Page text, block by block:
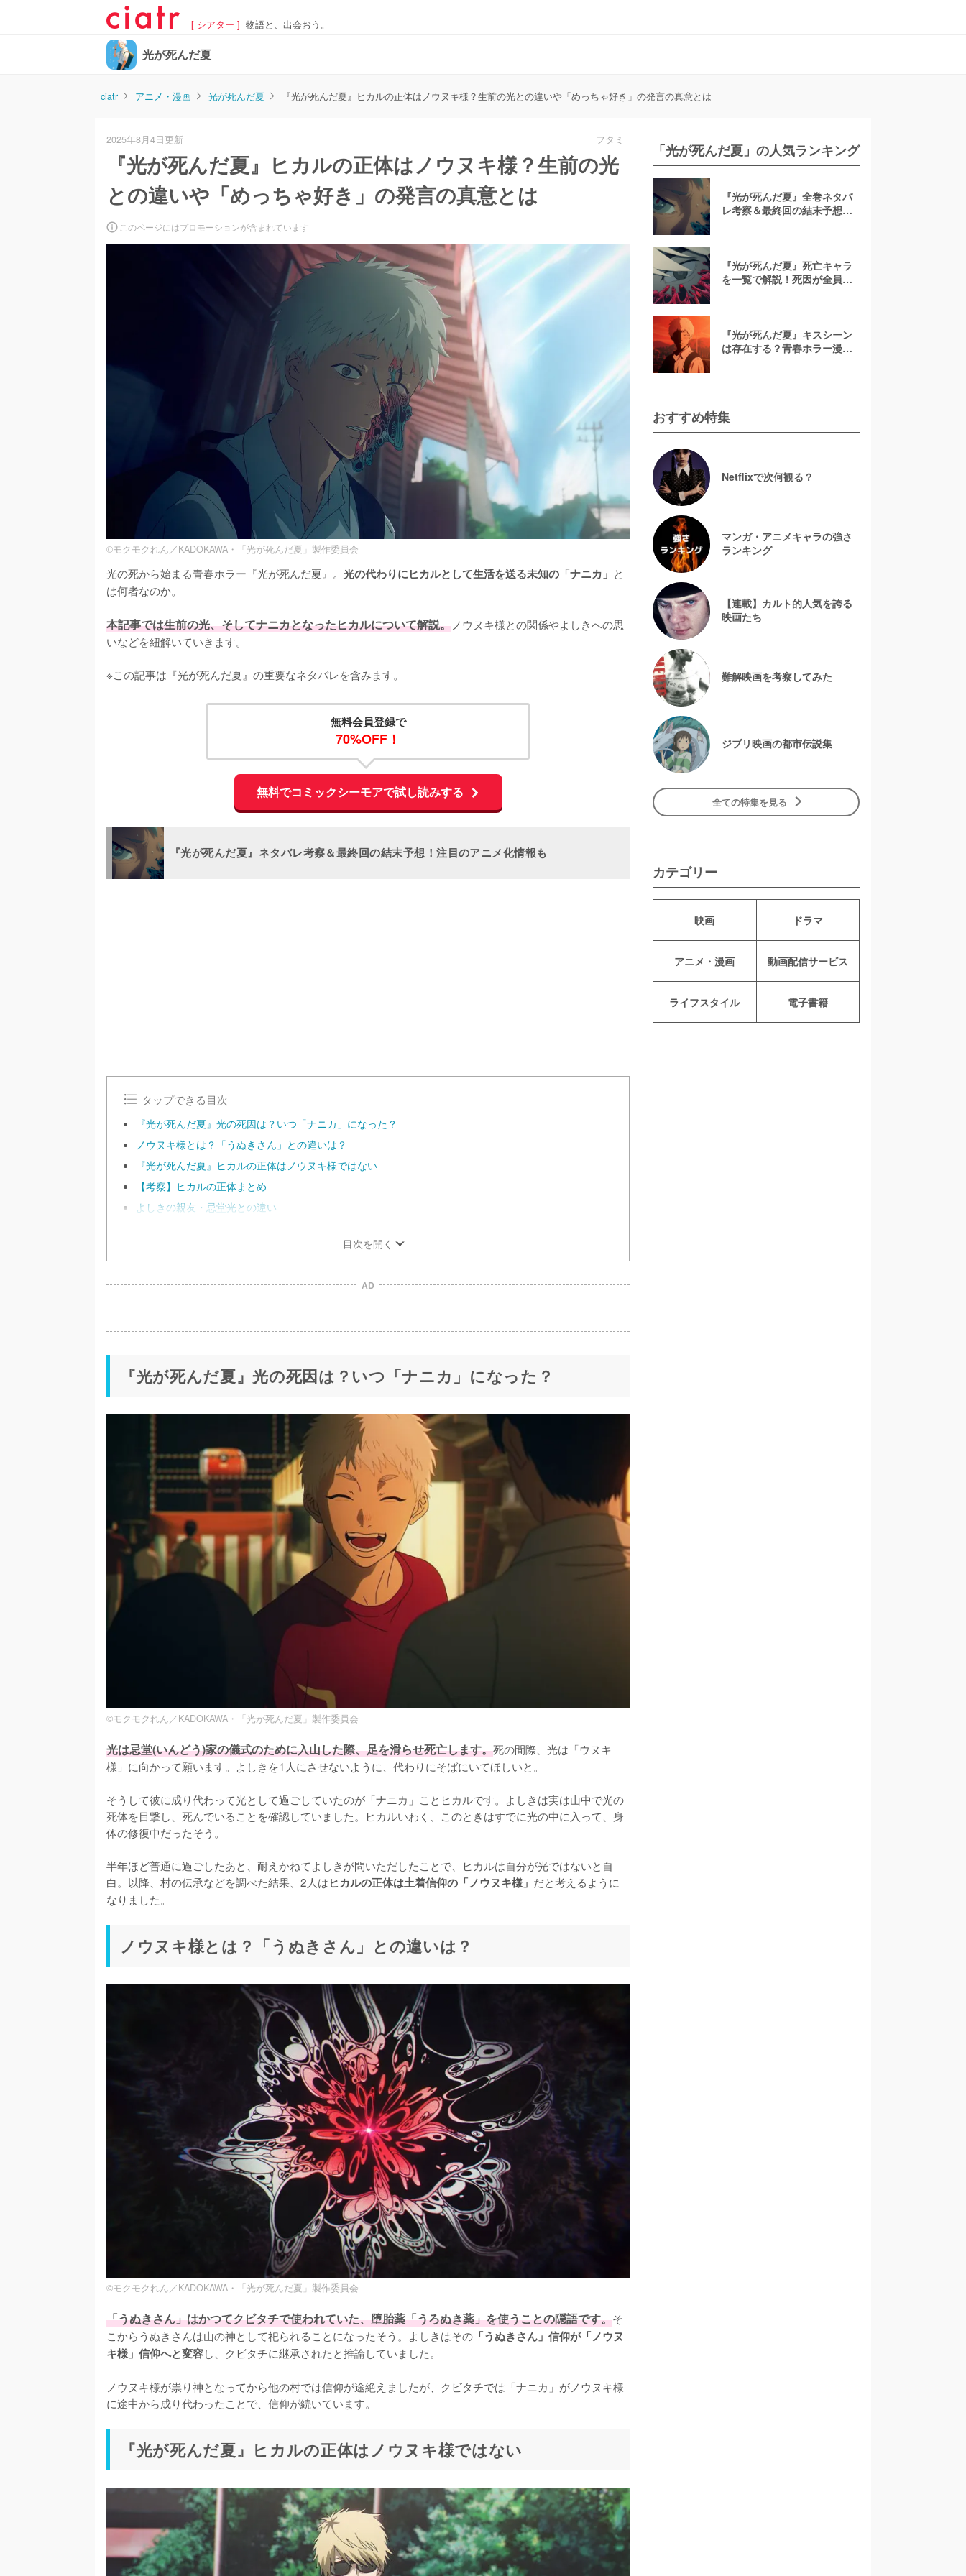
[ シアター ] 物語と、出会おう。
光が死んだ夏
ciatr アニメ・漫画 光が死んだ夏 『光が死んだ夏』ヒカルの正体はノウヌキ様？生前の光との違いや「めっちゃ好き」の発言の真意とは
2025年8月4日更新 フタミ
『光が死んだ夏』ヒカルの正体はノウヌキ様？生前の光
との違いや「めっちゃ好き」の発言の真意とは
このページにはプロモーションが含まれています
©モクモクれん／KADOKAWA・「光が死んだ夏」製作委員会
光の死から始まる青春ホラー『光が死んだ夏』。 光の代わりにヒカルとして生活を送る未知の「ナニカ」 と
は何者なのか。
本記事では生前の光、そしてナニカとなったヒカルについて解説。ノウヌキ様との関係やよしきへの思
いなどを紐解いていきます。
※この記事は『光が死んだ夏』の重要なネタバレを含みます。
無料会員登録で
70%OFF！
無料でコミックシーモアで試し読みする
『光が死んだ夏』ネタバレ考察＆最終回の結末予想！注目のアニメ化情報も
タップできる目次
『光が死んだ夏』光の死因は？いつ「ナニカ」になった？
ノウヌキ様とは？「うぬきさん」との違いは？
『光が死んだ夏』ヒカルの正体はノウヌキ様ではない
【考察】ヒカルの正体まとめ
よしきの親友・忌堂光との違い
目次を開く
AD
『光が死んだ夏』光の死因は？いつ「ナニカ」になった？
©モクモクれん／KADOKAWA・「光が死んだ夏」製作委員会
光は忌堂(いんどう)家の儀式のために入山した際、足を滑らせ死亡します。死の間際、光は「ウヌキ
様」に向かって願います。よしきを1人にさせないように、代わりにそばにいてほしいと。
そうして彼に成り代わって光として過ごしていたのが「ナニカ」ことヒカルです。よしきは実は山中で光の
死体を目撃し、死んでいることを確認していました。ヒカルいわく、このときはすでに光の中に入って、身
体の修復中だったそう。
半年ほど普通に過ごしたあと、耐えかねてよしきが問いただしたことで、ヒカルは自分が光ではないと自
白。以降、村の伝承などを調べた結果、2人はヒカルの正体は土着信仰の「ノウヌキ様」 だと考えるように
なりました。
ノウヌキ様とは？「うぬきさん」との違いは？
©モクモクれん／KADOKAWA・「光が死んだ夏」製作委員会
「うぬきさん」はかつてクビタチで使われていた、堕胎薬「うろぬき薬」を使うことの隠語です。そ
こからうぬきさんは山の神として祀られることになったそう。よしきはその 「うぬきさん」信仰が「ノウヌ
キ様」信仰へと変容し、クビタチに継承されたと推論していました。
ノウヌキ様が祟り神となってから他の村では信仰が途絶えましたが、クビタチでは「ナニカ」がノウヌキ様
に途中から成り代わったことで、信仰が続いています。
『光が死んだ夏』ヒカルの正体はノウヌキ様ではない
「光が死んだ夏」の人気ランキング
『光が死んだ夏』全巻ネタバ
レ考察＆最終回の結末予想！
『光が死んだ夏』死亡キャラ
を一覧で解説！死因が全員不
『光が死んだ夏』キスシーン
は存在する？青春ホラー漫画
おすすめ特集
Netflixで次何観る？
マンガ・アニメキャラの強さ
ランキング
【連載】カルト的人気を誇る
映画たち
難解映画を考察してみた
ジブリ映画の都市伝説集
全ての特集を見る
カテゴリー
映画 ドラマ
アニメ・漫画 動画配信サービス
ライフスタイル 電子書籍